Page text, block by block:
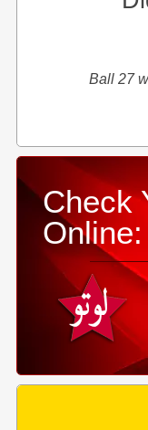
Ball 27
Check
Online: